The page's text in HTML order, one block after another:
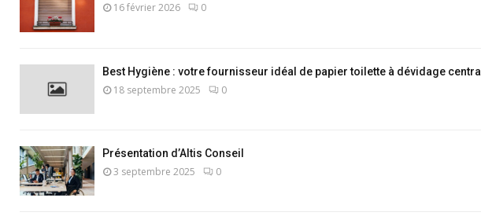
16 février 2026 0
Best Hygiène : votre fournisseur idéal de papier toilette à dévidage central
18 septembre 2025 0
Présentation d’Altis Conseil
3 septembre 2025 0